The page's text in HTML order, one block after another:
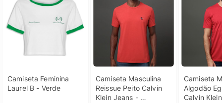
Camiseta Feminina
Laurel B - Verde
Camiseta Masculina
Reissue Peito Calvin
Klein Jeans -
Camiseta
Algodão
Calvin